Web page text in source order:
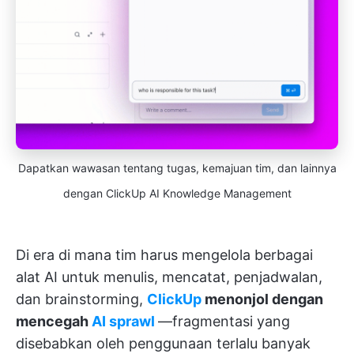
Dapatkan wawasan tentang tugas, kemajuan tim, dan lainnya
dengan ClickUp AI Knowledge Management
Di era di mana tim harus mengelola berbagai
alat AI untuk menulis, mencatat, penjadwalan,
dan brainstorming, ClickUp menonjol dengan
mencegah AI sprawl —fragmentasi yang
disebabkan oleh penggunaan terlalu banyak